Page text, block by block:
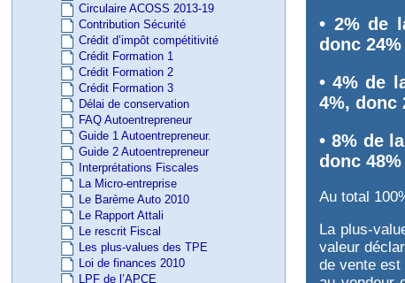
• 2% de
donc 24%
• 4% de
4%, donc
• 8% de
donc 48%
Au total
La plus-
valeur
de vente est
Circulaire ACOSS 2013-19
Contribution Sécurité
Crédit d’impôt compétitivité
Crédit Formation 1
Crédit Formation 2
Crédit Formation 3
Délai de conservation
FAQ Autoentrepreneur
Guide 1 Autoentrepreneur.
Guide 2 Autoentrepreneur
Interprétations Fiscales
La Micro-entreprise
Le Barème Auto 2010
Le Rapport Attali
Le rescrit Fiscal
Les plus-values des TPE
Loi de finances 2010
LPF de l’APCE